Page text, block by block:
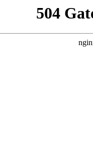
504